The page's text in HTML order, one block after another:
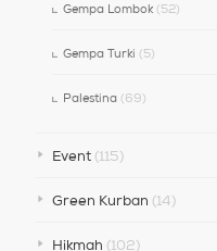
Gempa Lombok(52)
Gempa Turki (5)
Palestina(69)
Event(115)
Green Kurban (14)
Hikmah (102)